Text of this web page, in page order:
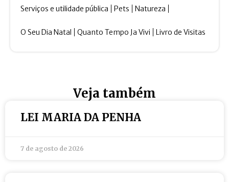
Serviços e utilidade pública Pets Natureza
O Seu Dia Natal Quanto Tempo Ja Vivi Livro de Visitas
Veja também
LEI MARIA DA PENHA
7 de agosto de 2026